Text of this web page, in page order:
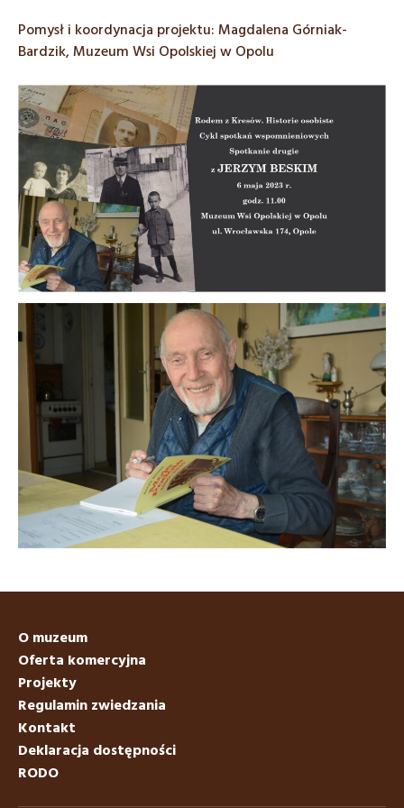
Pomysł i koordynacja projektu: Magdalena Górniak-
Bardzik, Muzeum Wsi Opolskiej w Opolu
O muzeum
Oferta komercyjna
Projekty
Regulamin zwiedzania
Kontakt
Deklaracja dostępności
RODO